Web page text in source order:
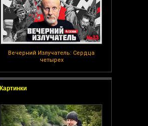
Вечерний Излучатель: Сердца
четырех
Картинки